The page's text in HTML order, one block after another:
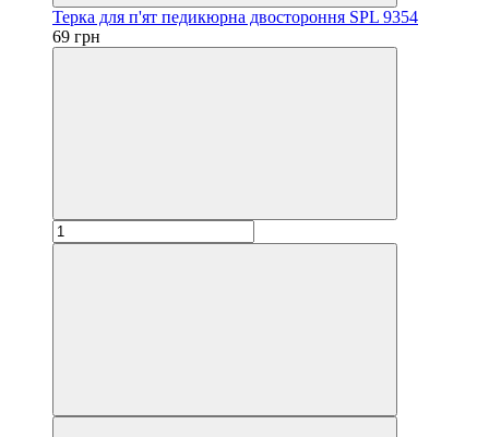
Терка для п'ят педикюрна двостороння SPL 9354
69 грн